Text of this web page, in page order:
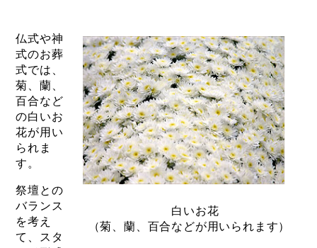
白いお花
（菊、蘭、百合などが用いられます）
仏式や神
式のお葬
式では、
菊、蘭、
百合など
の白いお
花が用い
られま
す。
祭壇との
バランス
を考え
て、スタ